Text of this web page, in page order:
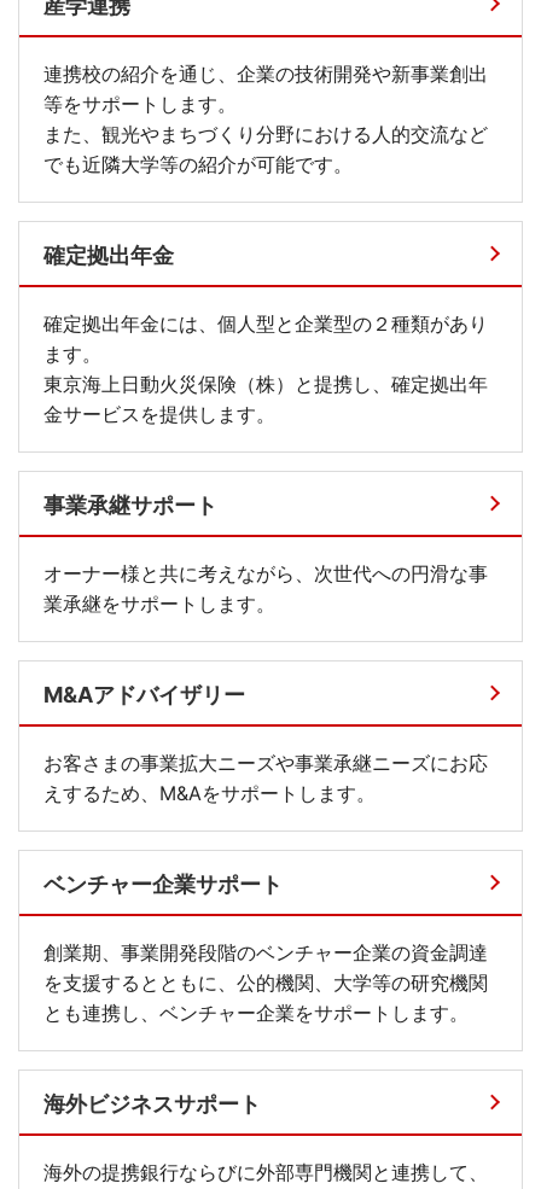
連携校の紹介を通じ、企業の技術開発や新事業創出
等をサポートします。
また、観光やまちづくり分野における人的交流など
でも近隣大学等の紹介が可能です。
確定拠出年金
確定拠出年金には、個人型と企業型の２種類があり
ます。
東京海上日動火災保険（株）と提携し、確定拠出年
金サービスを提供します。
事業承継サポート
オーナー様と共に考えながら、次世代への円滑な事
業承継をサポートします。
M&Aアドバイザリー
お客さまの事業拡大ニーズや事業承継ニーズにお応
えするため、M&Aをサポートします。
ベンチャー企業サポート
創業期、事業開発段階のベンチャー企業の資金調達
を支援するとともに、公的機関、大学等の研究機関
とも連携し、ベンチャー企業をサポートします。
海外ビジネスサポート
海外の提携銀行ならびに外部専門機関と連携して、